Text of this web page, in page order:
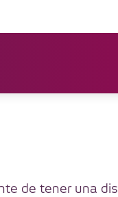
de tener una